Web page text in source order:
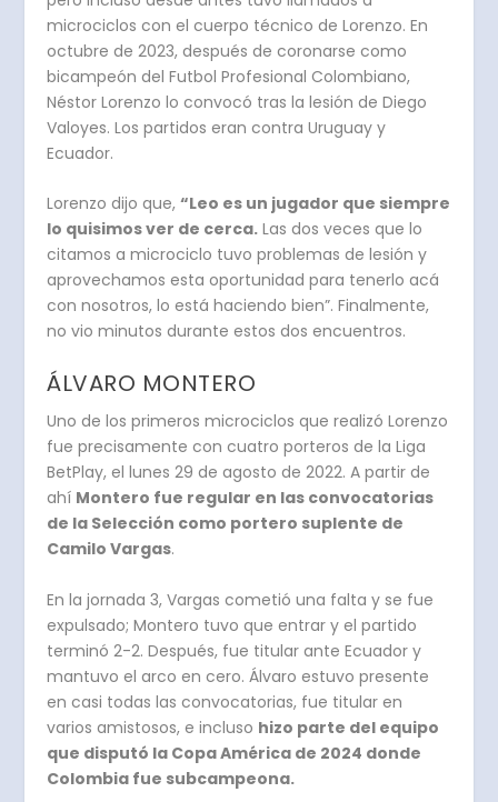
microciclos con el cuerpo técnico de Lorenzo. En
octubre de 2023, después de coronarse como
bicampeón del Futbol Profesional Colombiano,
Néstor Lorenzo lo convocó tras la lesión de Diego
Valoyes. Los partidos eran contra Uruguay y
Ecuador.
Lorenzo dijo que,“Leo es un jugador que siempre
lo quisimos ver de cerca. Las dos veces que lo
citamos a microciclo tuvo problemas de lesión y
aprovechamos esta oportunidad para tenerlo acá
con nosotros, lo está haciendo bien”. Finalmente,
no vio minutos durante estos dos encuentros.
ÁLVARO MONTERO
Uno de los primeros microciclos que realizó Lorenzo
fue precisamente con cuatro porteros de la Liga
BetPlay, el lunes 29 de agosto de 2022. A partir de
ahí Montero fue regular en las convocatorias
de la Selección como portero suplente de
Camilo Vargas.
En la jornada 3, Vargas cometió una falta y se fue
expulsado;Montero tuvo que entrar y el partido
terminó 2-2. Después, fue titular ante Ecuador y
mantuvo el arco en cero. Álvaro estuvo presente
en casi todas las convocatorias, fue titular en
varios amistosos, e incluso hizo parte del equipo
que disputó la Copa América de 2024 donde
Colombia fue subcampeona.